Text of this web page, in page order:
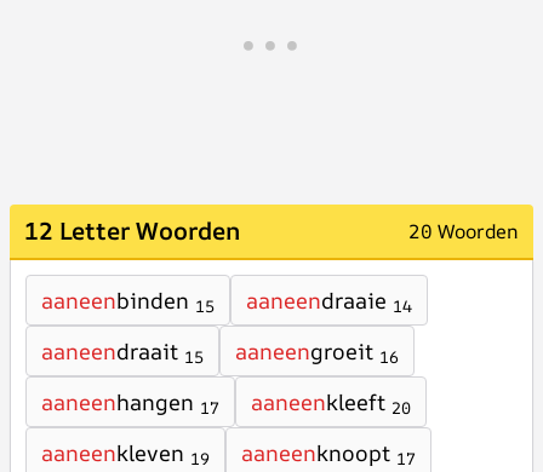
12 Letter Woorden 20 Woorden
aaneenbinden 15 aaneendraaie 14
aaneendraait 15 aaneengroeit 16
aaneenhangen 17 aaneenkleeft 20
aaneenkleven 19 aaneenknoopt 17